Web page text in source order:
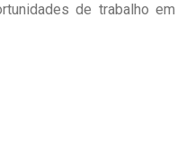
de trabalho em